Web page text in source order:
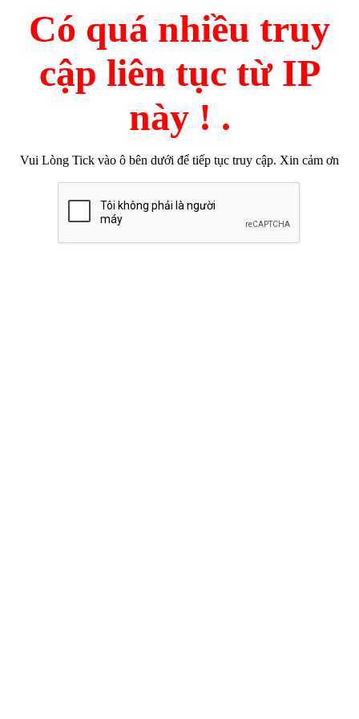
Có quá nhiều truy
cập liên tục từ IP
này ! .
Vui Lòng Tick vào ô bên dưới để tiếp tục truy cập. Xin cảm ơn